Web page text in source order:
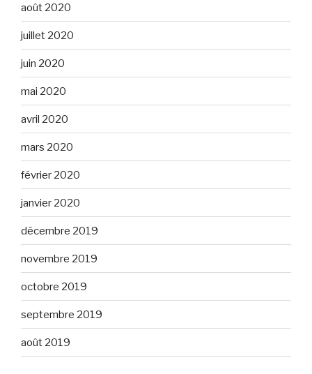
août 2020
juillet 2020
juin 2020
mai 2020
avril 2020
mars 2020
février 2020
janvier 2020
décembre 2019
novembre 2019
octobre 2019
septembre 2019
août 2019